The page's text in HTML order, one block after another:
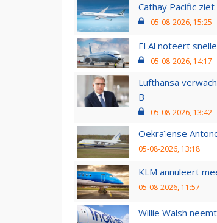
Cathay Pacific
05-08-2026, 15:25
El Al noteert
05-08-2026, 14:17
Lufthansa
B
05-08-2026, 13:42
Oekraïense
05-08-2026, 13:18
KLM annuleert
05-08-2026, 11:57
Willie Walsh